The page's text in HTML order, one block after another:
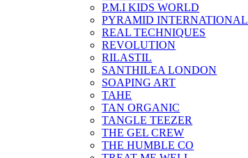
P.M.I KIDS WORLD
PYRAMID INTERNATIONAL
REAL TECHNIQUES
REVOLUTION
RILASTIL
SANTHILEA LONDON
SOAPING ART
TAHE
TAN ORGANIC
TANGLE TEEZER
THE GEL CREW
THE HUMBLE CO